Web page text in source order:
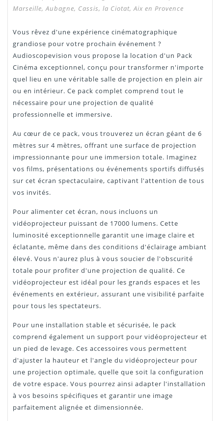
Marseille, Aubagne, Cassis, la Ciotat, Aix en Provence
Vous rêvez d'une expérience cinématographique
grandiose pour votre prochain événement ?
Audioscopevision vous propose la location d'un Pack
Cinéma exceptionnel, conçu pour transformer n'importe
quel lieu en une véritable salle de projection en plein air
ou en intérieur. Ce pack complet comprend tout le
nécessaire pour une projection de qualité
professionnelle et immersive.
Au cœur de ce pack, vous trouverez un écran géant de 6
mètres sur 4 mètres, offrant une surface de projection
impressionnante pour une immersion totale. Imaginez
vos films, présentations ou événements sportifs diffusés
sur cet écran spectaculaire, captivant l'attention de tous
vos invités.
Pour alimenter cet écran, nous incluons un
vidéoprojecteur puissant de 17000 lumens. Cette
luminosité exceptionnelle garantit une image claire et
éclatante, même dans des conditions d'éclairage ambiant
élevé. Vous n'aurez plus à vous soucier de l'obscurité
totale pour profiter d'une projection de qualité. Ce
vidéoprojecteur est idéal pour les grands espaces et les
événements en extérieur, assurant une visibilité parfaite
pour tous les spectateurs.
Pour une installation stable et sécurisée, le pack
comprend également un support pour vidéoprojecteur et
un pied de levage. Ces accessoires vous permettent
d'ajuster la hauteur et l'angle du vidéoprojecteur pour
une projection optimale, quelle que soit la configuration
de votre espace. Vous pourrez ainsi adapter l'installation
à vos besoins spécifiques et garantir une image
parfaitement alignée et dimensionnée.